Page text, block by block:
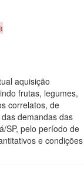
aquisição
frutas, legumes,
correlatos, de
demandas das
SP, pelo período de
e condições